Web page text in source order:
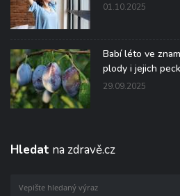
01.10.2025
Babí léto ve
plody i jejich
29.09.2025
Hledat na zdravě.cz